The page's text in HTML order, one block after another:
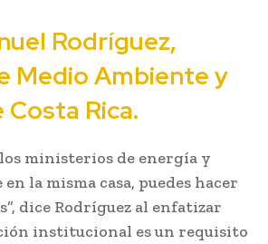
Rodríguez,
Medio Ambiente y
Costa Rica.
ministerios de energía y
la misma casa, puedes hacer
dice Rodríguez al enfatizar
institucional es un requisito